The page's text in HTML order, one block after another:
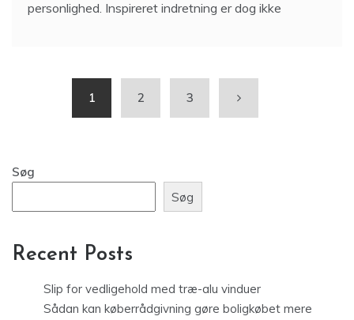
personlighed. Inspireret indretning er dog ikke
1 2 3
Søg
Søg
Recent Posts
Slip for vedligehold med træ-alu vinduer
Sådan kan køberrådgivning gøre boligkøbet mere